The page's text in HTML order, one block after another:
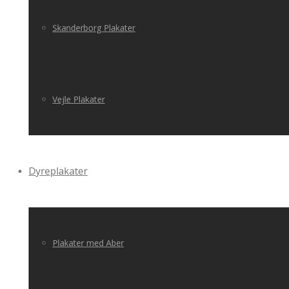
Skanderborg Plakater
Vejle Plakater
Dyreplakater
Plakater med Aber